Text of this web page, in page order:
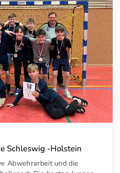
Schleswig -Holstein
Abwehrarbeit und die